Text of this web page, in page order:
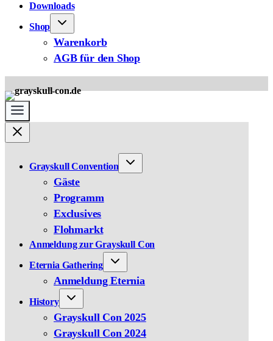
Downloads
Shop
Warenkorb
AGB für den Shop
Grayskull Convention
Gäste
Programm
Exclusives
Flohmarkt
Anmeldung zur Grayskull Con
Eternia Gathering
Anmeldung Eternia
History
Grayskull Con 2025
Grayskull Con 2024